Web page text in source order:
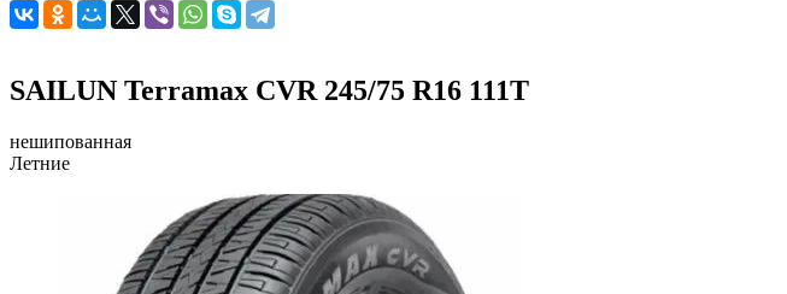
SAILUN Terramax CVR 245/75 R16 111T
нешипованная
Летние